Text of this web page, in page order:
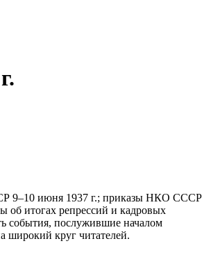
9–10 июня 1937 г.; приказы НКО СССР
итогах репрессий и кадровых
события, послужившие началом
широкий круг читателей.